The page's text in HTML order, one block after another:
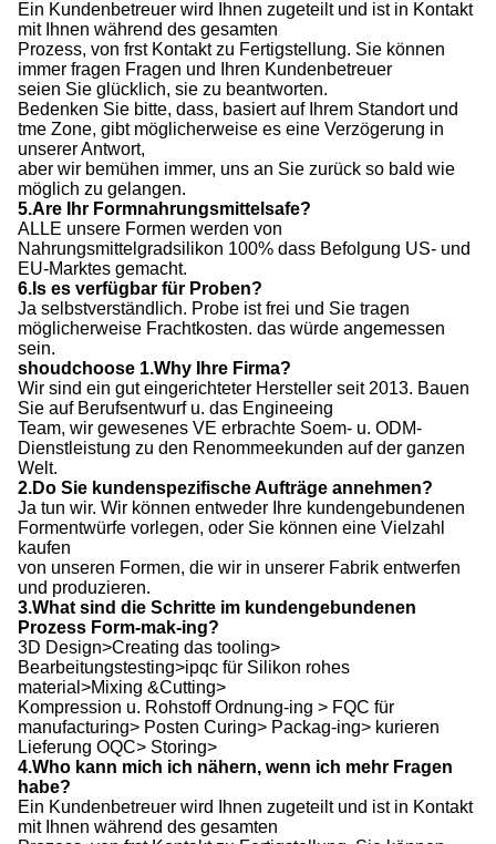
Ein Kundenbetreuer wird Ihnen zugeteilt und ist in Kontakt
mit Ihnen während des gesamten
Prozess, von frst Kontakt zu Fertigstellung. Sie können
immer fragen Fragen und Ihren Kundenbetreuer
seien Sie glücklich, sie zu beantworten.
Bedenken Sie bitte, dass, basiert auf Ihrem Standort und
tme Zone, gibt möglicherweise es eine Verzögerung in
unserer Antwort,
aber wir bemühen immer, uns an Sie zurück so bald wie
möglich zu gelangen.
5.Are Ihr Formnahrungsmittelsafe?
ALLE unsere Formen werden von
Nahrungsmittelgradsilikon 100% dass Befolgung US- und
EU-Marktes gemacht.
6.Is es verfügbar für Proben?
Ja selbstverständlich. Probe ist frei und Sie tragen
möglicherweise Frachtkosten. das würde angemessen
sein.
shoudchoose 1.Why Ihre Firma?
Wir sind ein gut eingerichteter Hersteller seit 2013. Bauen
Sie auf Berufsentwurf u. das Engineeing
Team, wir gewesenes VE erbrachte Soem- u. ODM-
Dienstleistung zu den Renommeekunden auf der ganzen
Welt.
2.Do Sie kundenspezifische Aufträge annehmen?
Ja tun wir. Wir können entweder Ihre kundengebundenen
Formentwürfe vorlegen, oder Sie können eine Vielzahl
kaufen
von unseren Formen, die wir in unserer Fabrik entwerfen
und produzieren.
3.What sind die Schritte im kundengebundenen
Prozess Form-mak-ing?
3D Design>Creating das tooling>
Bearbeitungstesting>ipqc für Silikon rohes
material>Mixing &Cutting>
Kompression u. Rohstoff Ordnung-ing > FQC für
manufacturing> Posten Curing> Packag-ing> kurieren
Lieferung OQC> Storing>
4.Who kann mich ich nähern, wenn ich mehr Fragen
habe?
Ein Kundenbetreuer wird Ihnen zugeteilt und ist in Kontakt
mit Ihnen während des gesamten